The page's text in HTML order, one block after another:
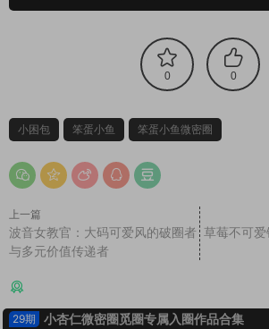
0 0
小困包 笨蛋小鱼 笨蛋小鱼微密圈
上一篇
波音女教官：大码可爱风的破圈者
与多元价值传递者
草莓不可
29期 小杏仁微密圈觅圈专属入圈作品合集